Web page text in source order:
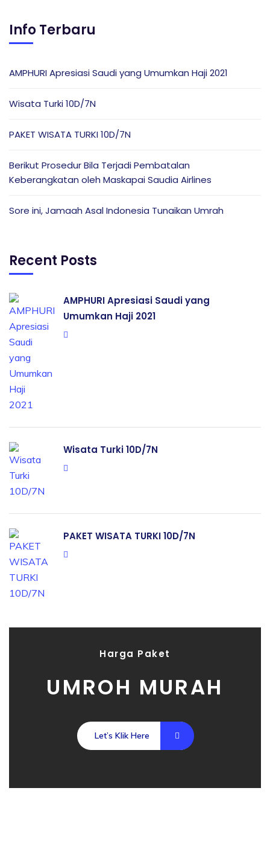
Info Terbaru
AMPHURI Apresiasi Saudi yang Umumkan Haji 2021
Wisata Turki 10D/7N
PAKET WISATA TURKI 10D/7N
Berikut Prosedur Bila Terjadi Pembatalan
Keberangkatan oleh Maskapai Saudia Airlines
Sore ini, Jamaah Asal Indonesia Tunaikan Umrah
Recent Posts
AMPHURI Apresiasi Saudi yang
Umumkan Haji 2021
Wisata Turki 10D/7N
PAKET WISATA TURKI 10D/7N
Harga Paket
UMROH MURAH
Let’s Klik Here